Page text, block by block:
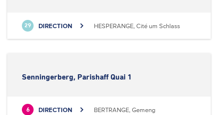
29 DIRECTION HESPERANGE, Cité um Schlass
Senningerberg, Parishaff Quai 1
6 DIRECTION BERTRANGE, Gemeng